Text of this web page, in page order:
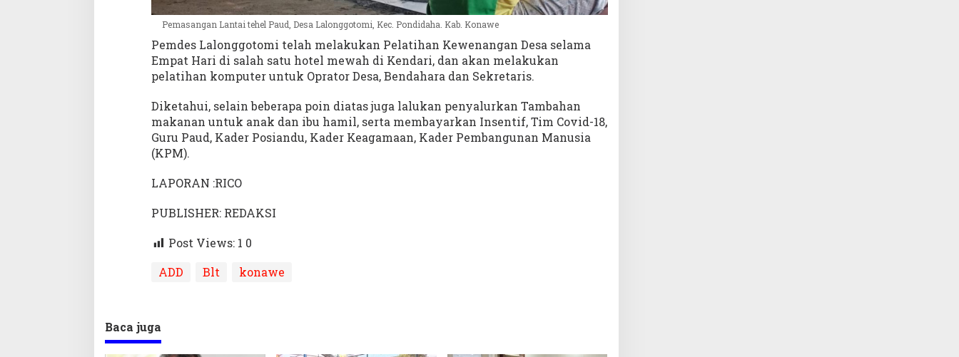
Pemasangan Lantai tehel Paud, Desa Lalonggotomi, Kec. Pondidaha. Kab. Konawe
Pemdes Lalonggotomi telah melakukan Pelatihan Kewenangan Desa selama
Empat Hari di salah satu hotel mewah di Kendari, dan akan melakukan
pelatihan komputer untuk Oprator Desa, Bendahara dan Sekretaris.
Diketahui, selain beberapa poin diatas juga lalukan penyalurkan Tambahan
makanan untuk anak dan ibu hamil, serta membayarkan Insentif, Tim Covid-18,
Guru Paud, Kader Posiandu, Kader Keagamaan, Kader Pembangunan Manusia
(KPM).
LAPORAN :RICO
PUBLISHER: REDAKSI
Post Views: 1 0
ADD
Blt konawe
Baca juga